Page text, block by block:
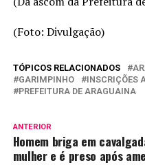
(Foto: Divulgação)
TÓPICOS RELACIONADOS
GARIMPINHO
INSCRIÇÕES
PREFEITURA DE ARAGUAINA
ANTERIOR
Homem briga em
mulher e é preso após